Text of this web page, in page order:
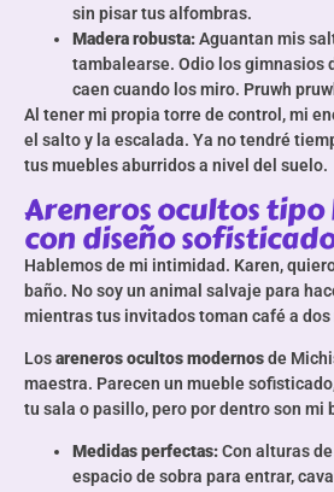
sin pisar tus alfombras.
Madera robusta:Aguantan mis
tambalearse. Odio los gimnasios
caen cuando los miro. Pruwh
Al tener mi propia torre de control, mi
el salto y la escalada. Ya no tendré
tus muebles aburridos a nivel del suelo.
Areneros ocultos
con diseño
Hablemos de mi intimidad. Karen,
baño. No soy un animal salvaje para
mientras tus invitados toman café a
Losareneros ocultos modernosde
maestra. Parecen un mueble
tu sala o pasillo, pero por dentro son mi
Medidas perfectas:Con alturas
espacio de sobra para entrar,